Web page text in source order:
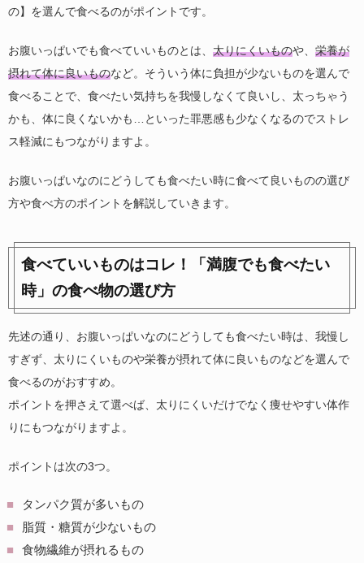
の】を選んで食べるのがポイントです。
お腹いっぱいでも食べていいものとは、 太りにくいものや、 栄養が
摂れて体に良いものなど。そういう体に負担が少ないものを選んで
食べることで、食べたい気持ちを我慢しなくて良いし、太っちゃう
かも、体に良くないかも…といった罪悪感も少なくなるのでストレ
ス軽減にもつながりますよ。
お腹いっぱいなのにどうしても食べたい時に食べて良いものの選び
方や食べ方のポイントを解説していきます。
食べていいものはコレ！「満腹でも食べたい
時」の食べ物の選び方
先述の通り、お腹いっぱいなのにどうしても食べたい時は、我慢し
すぎず、太りにくいものや栄養が摂れて体に良いものなどを選んで
食べるのがおすすめ。
ポイントを押さえて選べば、太りにくいだけでなく痩せやすい体作
りにもつながりますよ。
ポイントは次の3つ。
タンパク質が多いもの
脂質・糖質が少ないもの
食物繊維が摂れるもの